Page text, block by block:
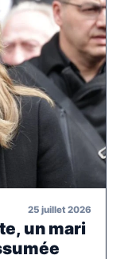
25 juillet 2026
un mari